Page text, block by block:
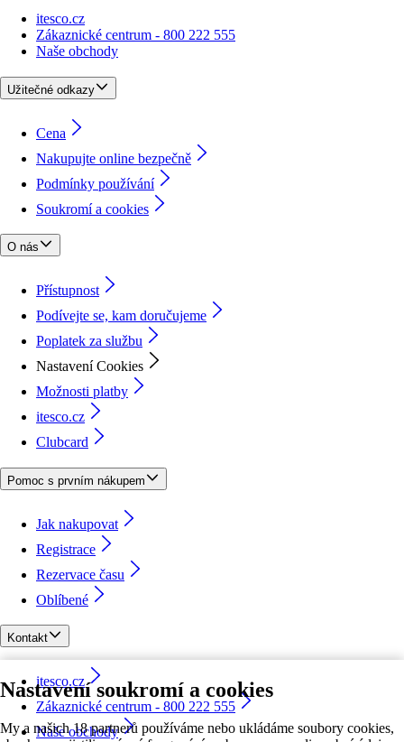
Nastavení soukromí a cookies
My a našich 18 partnerů používáme nebo ukládáme soubory cookies,
itesco.cz
Zákaznické centrum - 800 222 555
Naše obchody
Užitečné odkazy
Cena
Nakupujte online bezpečně
Podmínky používání
Soukromí a cookies
O nás
Přístupnost
Podívejte se, kam doručujeme
Poplatek za službu
Nastavení Cookies
Možnosti platby
itesco.cz
Clubcard
Pomoc s prvním nákupem
Jak nakupovat
Registrace
Rezervace času
Oblíbené
Kontakt
itesco.cz
Zákaznické centrum - 800 222 555
Naše obchody